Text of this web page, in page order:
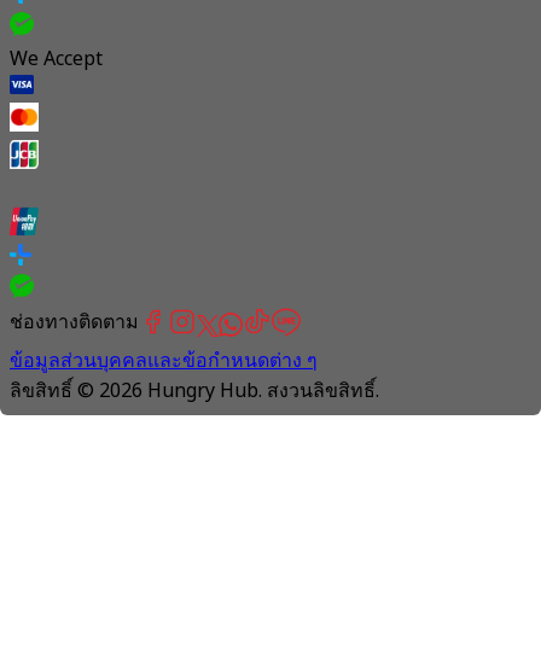
We Accept
ช่องทางติดตาม
ข้อมูลส่วนบุคคลและข้อกำหนดต่าง ๆ
ลิขสิทธิ์ © 2026 Hungry Hub. สงวนลิขสิทธิ์.
Connection